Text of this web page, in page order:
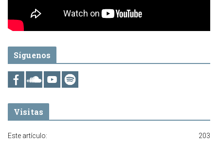
Síguenos
Visitas
203
Este artículo: